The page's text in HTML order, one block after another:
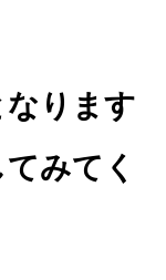
ります
みてく